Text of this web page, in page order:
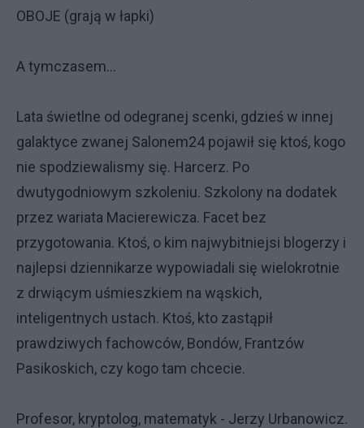
OBOJE (grają w łapki)
A tymczasem...
Lata świetlne od odegranej scenki, gdzieś w innej
galaktyce zwanej Salonem24 pojawił się ktoś, kogo
nie spodziewalismy się. Harcerz. Po
dwutygodniowym szkoleniu. Szkolony na dodatek
przez wariata Macierewicza. Facet bez
przygotowania. Ktoś, o kim najwybitniejsi blogerzy i
najlepsi dziennikarze wypowiadali się wielokrotnie
z drwiącym uśmieszkiem na wąskich,
inteligentnych ustach. Ktoś, kto zastąpił
prawdziwych fachowców, Bondów, Frantzów
Pasikoskich, czy kogo tam chcecie.
Profesor, kryptolog, matematyk - Jerzy Urbanowicz.